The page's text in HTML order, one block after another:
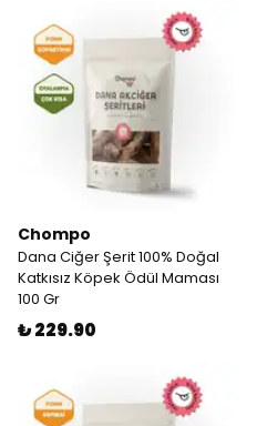
Chompo
Dana Ciğer Şerit 100% Doğal
Katkısız Köpek Ödül Maması
100 Gr
₺ 229.90